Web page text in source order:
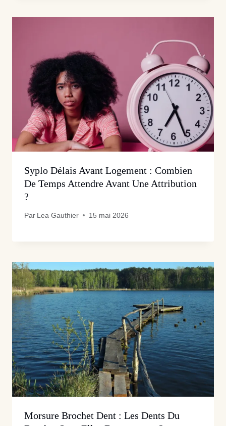
Syplo Délais Avant Logement : Combien
De Temps Attendre Avant Une Attribution
?
Par Lea Gauthier 15 mai 2026
Morsure Brochet Dent : Les Dents Du